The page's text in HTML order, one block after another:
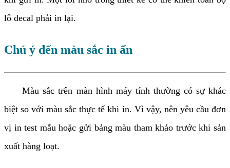
lô decal phải in lại.
Chú ý đến màu sắc in ấn
Màu sắc trên màn hình máy tính thường có sự khác
biệt so với màu sắc thực tế khi in. Vì vậy, nên yêu cầu đơn
vị in test mẫu hoặc gửi bảng màu tham khảo trước khi sản
xuất hàng loạt.